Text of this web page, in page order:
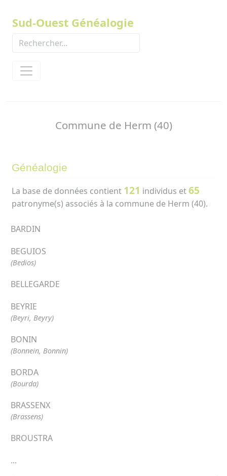
Sud-Ouest Généalogie
Commune de Herm (40)
Généalogie
La base de données contient 121 individus et65
patronyme(s) associés à la commune de Herm (40).
BARDIN
BEGUIOS
(Bedios)
BELLEGARDE
BEYRIE
(Beyri, Beyry)
BONIN
(Bonnein, Bonnin)
BORDA
(Bourda)
BRASSENX
(Brassens)
BROUSTRA
...